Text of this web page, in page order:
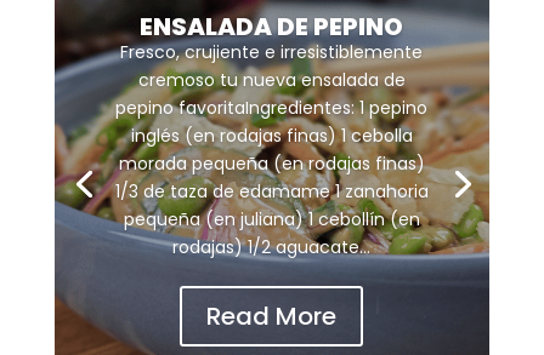
ENSALADA DE PEPINO
Fresco, crujiente e irresistiblemente
cremoso tu nueva ensalada de
pepino favoritaIngredientes: 1 pepino
inglés (en rodajas finas) 1 cebolla
morada pequeña (en rodajas finas)
1/3 de taza de edamame 1 zanahoria
pequeña (en juliana) 1 cebollín (en
rodajas) 1/2 aguacate...
Read More